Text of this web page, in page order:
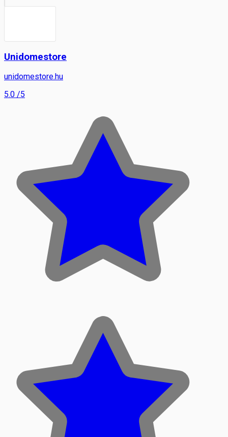
Unidomestore
unidomestore.hu
5.0 /5